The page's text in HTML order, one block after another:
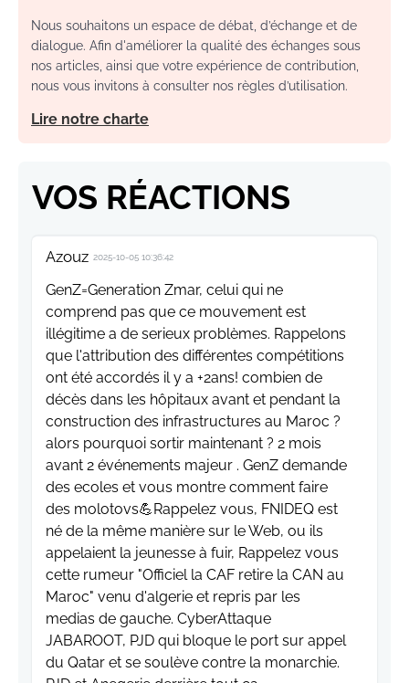
Nous souhaitons un espace de débat, d’échange et de
dialogue. Afin d'améliorer la qualité des échanges sous
nos articles, ainsi que votre expérience de contribution,
nous vous invitons à consulter nos règles d’utilisation.
Lire notre charte
VOS RÉACTIONS
Azouz 2025-10-05 10:36:42
GenZ=Generation Zmar, celui qui ne
comprend pas que ce mouvement est
illégitime a de serieux problèmes. Rappelons
que l'attribution des différentes compétitions
ont été accordés il y a +2ans! combien de
décès dans les hôpitaux avant et pendant la
construction des infrastructures au Maroc ?
alors pourquoi sortir maintenant ? 2 mois
avant 2 événements majeur . GenZ demande
des ecoles et vous montre comment faire
des molotovs💪Rappelez vous, FNIDEQ est
né de la même manière sur le Web, ou ils
appelaient la jeunesse à fuir, Rappelez vous
cette rumeur "Officiel la CAF retire la CAN au
Maroc" venu d'algerie et repris par les
medias de gauche. CyberAttaque
JABAROOT, PJD qui bloque le port sur appel
du Qatar et se soulève contre la monarchie.